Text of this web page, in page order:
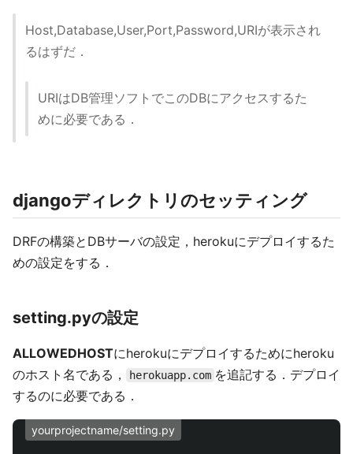
Host,Database,User,Port,Password,URIが表示され
るはずだ．
URIはDB管理ソフトでこのDBにアクセスするた
めに必要である．
djangoディレクトリのセッティング
DRFの構築とDBサーバの設定，herokuにデプロイするた
めの設定をする．
setting.pyの設定
ALLOWEDHOSTにherokuにデプロイするためにheroku
のホスト名である，
herokuapp.com を追記する．デプロイ
するのに必要である．
yourprojectname/setting.py